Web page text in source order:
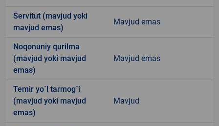
Servitut (mavjud yoki
mavjud emas)
Mavjud emas
Noqonuniy qurilma
(mavjud yoki mavjud
emas)
Mavjud emas
Temir yo`l tarmog`i
(mavjud yoki mavjud
emas)
Mavjud